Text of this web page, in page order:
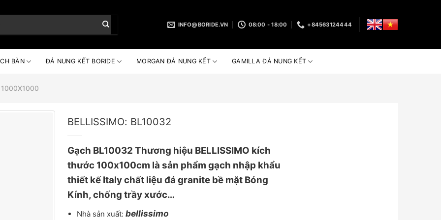
INFO@BORIDE.VN 08:00 - 18:00 +84563124444
BÀN ĐÁ NUNG KẾT BORIDE MORGAN ĐÁ NUNG KẾT GAMILLA ĐÁ NUNG KẾT
1000X1000
BELLISSIMO: BL10032
Gạch BL10032 Thương hiệu BELLISSIMO kích
thước 100x100cm là sản phẩm gạch nhập khẩu
thiết kế Italy chất liệu đá granite bề mặt Bóng
Kính, chống trầy xước…
Nhà sản xuất: bellissimo